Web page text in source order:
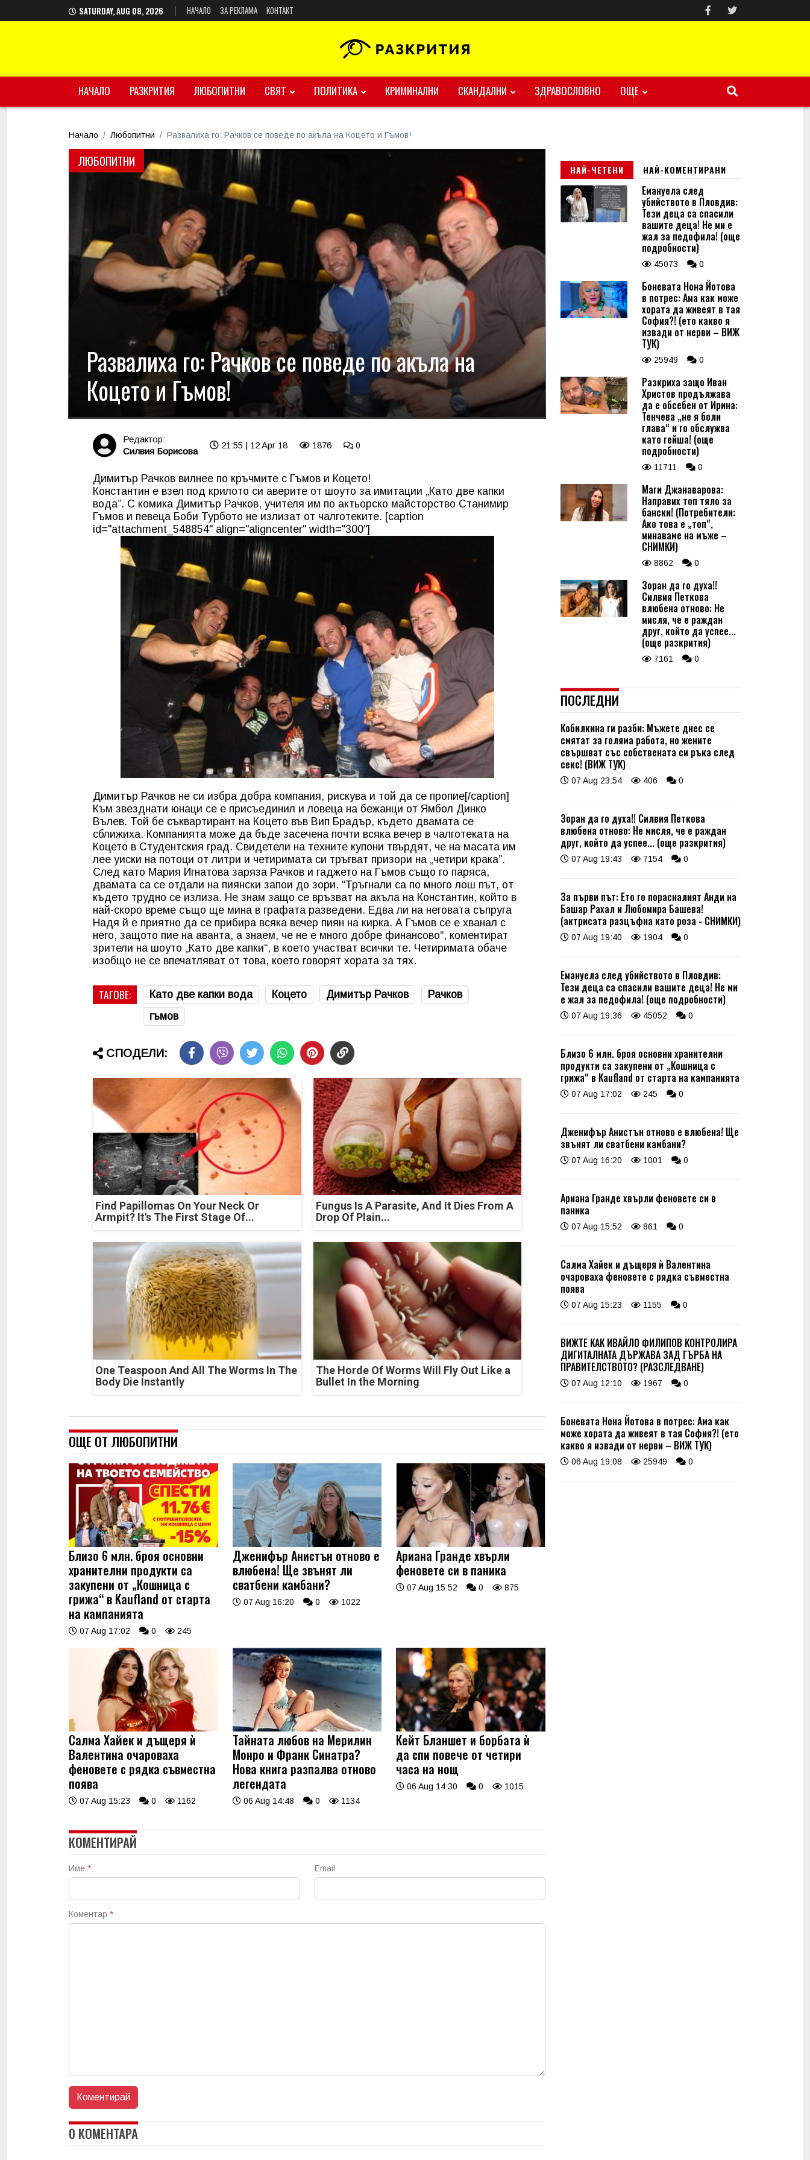
SATURDAY, AUG 08, 2026 НАЧАЛО ЗА РЕКЛАМА КОНТАКТ
НАЧАЛО РАЗКРИТИЯ ЛЮБОПИТНИ СВЯТ ПОЛИТИКА КРИМИНАЛНИ СКАНДАЛНИ ЗДРАВОСЛОВНО ОЩЕ
Начало Любопитни Развалиха го: Рачков се поведе по акъла на Коцето и Гъмов!
ЛЮБОПИТНИ
Развалиха го: Рачков се поведе по акъла на
Коцето и Гъмов!
Редактор:
Силвия Борисова
21:55 | 12 Apr 18 1876 0
Димитър Рачков вилнее по кръчмите с Гъмов и Коцето!
Константин е взел под крилото си аверите от шоуто за имитации „Като две капки
вода”. С комика Димитър Рачков, учителя им по актьорско майсторство Станимир
Гъмов и певеца Боби Турбото не излизат от чалготеките. [caption
id="attachment_548854" align="aligncenter" width="300"]
Димитър Рачков не си избра добра компания, рискува и той да се пропие[/caption]
Към звезднати юнаци се е присъединил и ловеца на бежанци от Ямбол Динко
Вълев. Той бе съквартирант на Коцето във Вип Брадър, където двамата се
сближиха. Компанията може да бъде засечена почти всяка вечер в чалготеката на
Коцето в Студентския град. Свидетели на техните купони твърдят, че на масата им
лее уиски на потоци от литри и четиримата си тръгват призори на „четири крака”.
След като Мария Игнатова заряза Рачков и гаджето на Гъмов също го паряса,
двамата са се отдали на пиянски запои до зори. “Тръгнали са по много лош път, от
където трудно се излиза. Не знам защо се връзват на акъла на Константин, който в
най-скоро време също ще мина в графата разведени. Едва ли на неговата съпруга
Надя й е приятно да се прибира всяка вечер пиян на кирка. А Гъмов се е хванал с
него, защото пие на аванта, а знаем, че не е много добре финансово“, коментират
зрители на шоуто „Като две капки“, в което участват всички те. Четиримата обаче
изобщо не се впечатляват от това, което говорят хората за тях.
ТАГОВЕ: Като две капки вода Коцето Димитър Рачков
Рачков
гъмов
СПОДЕЛИ:
Find Papillomas On Your Neck Or
Armpit? It's The First Stage Of...
Fungus Is A Parasite, And It Dies From A
Drop Of Plain...
One Teaspoon And All The Worms In The
Body Die Instantly
The Horde Of Worms Will Fly Out Like a
Bullet In the Morning
ОЩЕ ОТ ЛЮБОПИТНИ
Близо 6 млн. броя основни
хранителни продукти са
закупени от „Кошница с
грижа“ в Kaufland от старта
на кампанията
07 Aug 17:02 0 245
Дженифър Анистън отново е
влюбена! Ще звънят ли
сватбени камбани?
07 Aug 16:20 0 1022
Ариана Гранде хвърли
феновете си в паника
07 Aug 15:52 0 875
Салма Хайек и дъщеря ѝ
Валентина очароваха
феновете с рядка съвместна
поява
07 Aug 15:23 0 1162
Тайната любов на Мерилин
Монро и Франк Синатра?
Нова книга разпалва отново
легендата
06 Aug 14:48 0 1134
Кейт Бланшет и борбата ѝ
да спи повече от четири
часа на нощ
06 Aug 14:30 0 1015
КОМЕНТИРАЙ
Име * Email
Коментар *
0 КОМЕНТАРА
НАЙ-ЧЕТЕНИ НАЙ-КОМЕНТИРАНИ
Емануела след
убийството в Пловдив:
Тези деца са спасили
вашите деца! Не ми е
жал за педофила! (още
подробности)
45073 0
Боневата Нона Йотова
в потрес: Ама как може
хората да живеят в тая
София?! (ето какво я
извади от нерви – ВИЖ
ТУК)
25949 0
Разкриха защо Иван
Христов продължава
да е обсебен от Ирина:
Тенчева „не я боли
глава“ и го обслужва
като гейша! (още
подробности)
11711 0
Маги Джанаварова:
Направих топ тяло за
бански! (Потребители:
Ако това е „топ“,
минаваме на мъже –
СНИМКИ)
8862 0
Зоран да го духа!!
Силвия Петкова
влюбена отново: Не
мисля, че е раждан
друг, който да успее...
(още разкрития)
7161 0
ПОСЛЕДНИ
Кобилкина ги разби: Мъжете днес се
смятат за голяма работа, но жените
свършват със собствената си ръка след
секс! (ВИЖ ТУК)
07 Aug 23:54 406 0
Зоран да го духа!! Силвия Петкова
влюбена отново: Не мисля, че е раждан
друг, който да успее... (още разкрития)
07 Aug 19:43 7154 0
За първи път: Ето го порасналият Анди на
Башар Рахал и Любомира Башева!
(актрисата разцъфна като роза - СНИМКИ)
07 Aug 19:40 1904 0
Емануела след убийството в Пловдив:
Тези деца са спасили вашите деца! Не ми
е жал за педофила! (още подробности)
07 Aug 19:36 45052 0
Близо 6 млн. броя основни хранителни
продукти са закупени от „Кошница с
грижа“ в Kaufland от старта на кампанията
07 Aug 17:02 245 0
Дженифър Анистън отново е влюбена! Ще
звънят ли сватбени камбани?
07 Aug 16:20 1001 0
Ариана Гранде хвърли феновете си в
паника
07 Aug 15:52 861 0
Салма Хайек и дъщеря ѝ Валентина
очароваха феновете с рядка съвместна
поява
07 Aug 15:23 1155 0
ВИЖТЕ КАК ИВАЙЛО ФИЛИПОВ КОНТРОЛИРА
ДИГИТАЛНАТА ДЪРЖАВА ЗАД ГЪРБА НА
ПРАВИТЕЛСТВОТО? (РАЗСЛЕДВАНЕ)
07 Aug 12:10 1967 0
Боневата Нона Йотова в потрес: Ама как
може хората да живеят в тая София?! (ето
какво я извади от нерви – ВИЖ ТУК)
06 Aug 19:08 25949 0